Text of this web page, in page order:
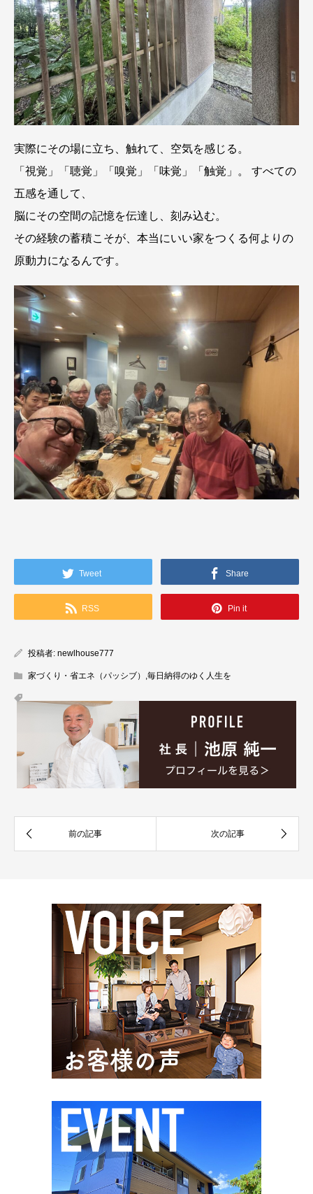
実際にその場に立ち、触れて、空気を感じる。
「視覚」「聴覚」「嗅覚」「味覚」「触覚」。 すべての
五感を通して、
脳にその空間の記憶を伝達し、刻み込む。
その経験の蓄積こそが、本当にいい家をつくる何よりの
原動力になるんです。
Tweet Share
RSS Pin it
投稿者: newlhouse777
家づくり・省エネ（パッシブ） ,毎日納得のゆく人生を